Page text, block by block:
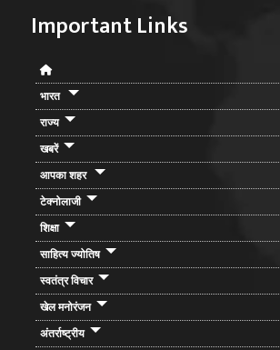
Important Links
भारत
राज्य
खबरें
आपका शहर
टेक्नोलाजी
शिक्षा
साहित्य ज्योतिष
स्वतंत्र विचार
खेल मनोरंजन
अंतर्राष्ट्रीय